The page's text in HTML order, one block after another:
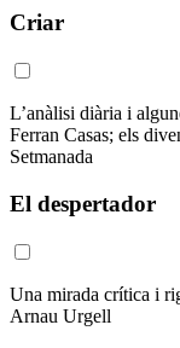
Criar
L’anàlisi diària i
Ferran Casas; els
Setmanada
El despertador
Una mirada crítica i
Arnau Urgell